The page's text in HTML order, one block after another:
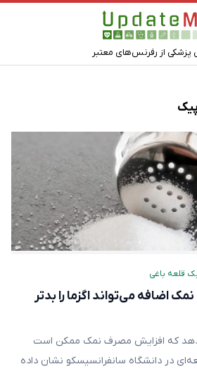
پزشکی از رفرنس‌های معتبر
قلعه‌ باغی
اضافه می‌تواند اگزما را بدتر
که افزایش مصرف نمک ممکن است
در دانشگاه سانفرانسیسکو نشان داده